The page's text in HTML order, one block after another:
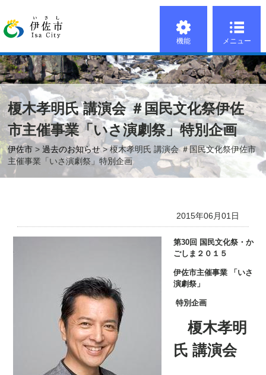
機能 メニュー
榎木孝明氏 講演会 ＃国民文化祭伊佐
市主催事業「いさ演劇祭」特別企画
伊佐市 >過去のお知らせ> 榎木孝明氏 講演会 ＃国民文化祭伊佐市
主催事業「いさ演劇祭」特別企画
2015年06月01日
第30回 国民文化祭・か
ごしま２０１５
伊佐市主催事業
「いさ
演劇祭」
特別企画
榎木孝明
氏 講演会